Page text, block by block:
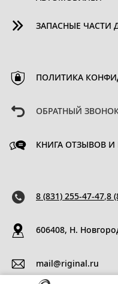
ЗАПАСНЫЕ ЧАСТИ
ПОЛИТИКА
ОБРАТНЫЙ
КНИГА ОТЗЫВОВ
8 (831) 255-47-47,8
606408, Н.
mail@riginal.ru